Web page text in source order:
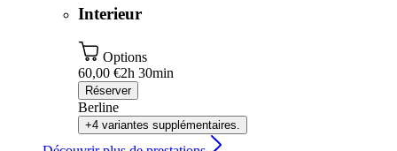
Interieur
Options
60,00 €2h 30min
Réserver
Berline
+4 variantes supplémentaires.